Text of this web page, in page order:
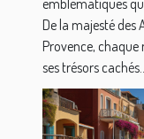
De la majesté des
Provence,
ses trésors cachés....